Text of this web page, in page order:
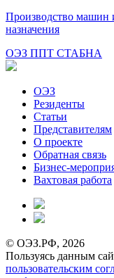
Производство машин
назначения
ОЭЗ ППТ СТАБНА
ОЭЗ
Резиденты
Статьи
Представителям
О проекте
Обратная связь
Бизнес-
Вахтовая работа
© ОЭЗ.РФ, 2026
Пользуясь данным
пользовательским